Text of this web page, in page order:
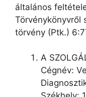
általános
Törvénykönyvről
törvény (Ptk.)
A
Cégnév: